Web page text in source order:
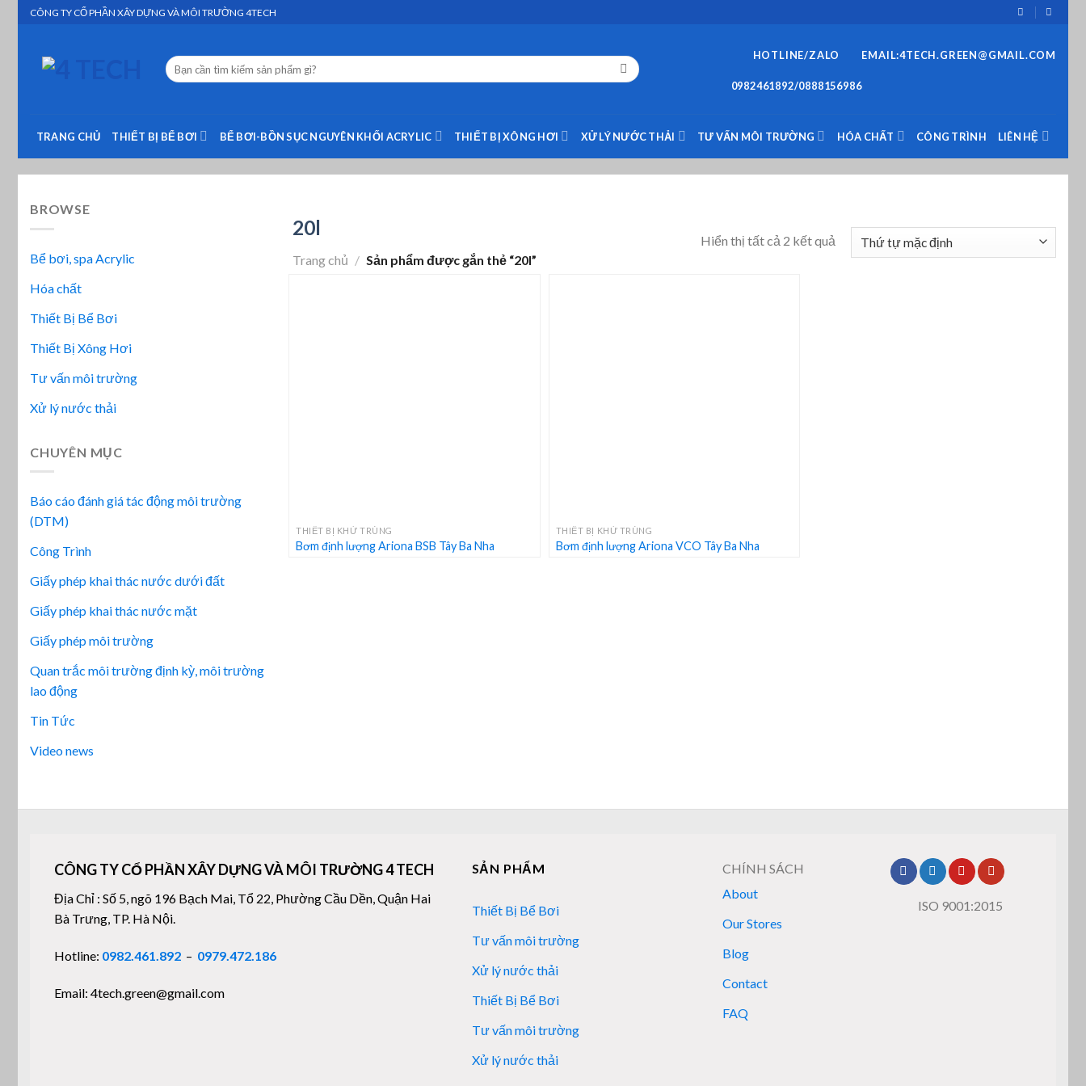
Skip
CÔNG TY CỔ PHẦN XÂY DỰNG VÀ MÔI TRƯỜNG 4TECH
Tìm
kiếm:
HOTLINE/ZALO
0982461892/0888156986
EMAIL:4TECH.GREEN@GMAIL.COM
TRANG CHỦ THIẾT BỊ BỂ BƠI BỂ BƠI-BỒN SỤC NGUYÊN KHỐI ACRYLIC THIẾT BỊ XÔNG HƠI XỬ LÝ NƯỚC THẢI TƯ VẤN MÔI TRƯỜNG HÓA CHẤT CÔNG TRÌNH LIÊN HỆ
BROWSE
Bể bơi, spa Acrylic
Hóa chất
Thiết Bị Bể Bơi
Thiết Bị Xông Hơi
Tư vấn môi trường
Xử lý nước thải
CHUYÊN MỤC
Báo cáo đánh giá tác động môi trường
(DTM)
Công Trình
Giấy phép khai thác nước dưới đất
Giấy phép khai thác nước mặt
Giấy phép môi trường
Quan trắc môi trường định kỳ, môi trường
lao động
Tin Tức
Video news
20l
Trang chủ / Sản phẩm được gắn thẻ “20l”
Hiển thị tất cả 2 kết quả
THIẾT BỊ KHỬ TRÙNG
Bơm định lượng Ariona BSB Tây Ba Nha
THIẾT BỊ KHỬ TRÙNG
Bơm định lượng Ariona VCO Tây Ba Nha
CÔNG TY CỔ PHẦN XÂY DỰNG VÀ MÔI TRƯỜNG 4 TECH
Địa Chỉ : Số 5, ngõ 196 Bạch Mai, Tổ 22, Phường Cầu Dền, Quận Hai
Bà Trưng, TP. Hà Nội.
Hotline: 0982.461.892 – 0979.472.186
Email: 4tech.green@gmail.com
SẢN PHẨM
Thiết Bị Bể Bơi
Tư vấn môi trường
Xử lý nước thải
Thiết Bị Bể Bơi
Tư vấn môi trường
Xử lý nước thải
CHÍNH SÁCH
About
Our Stores
Blog
Contact
FAQ
ISO 9001:2015